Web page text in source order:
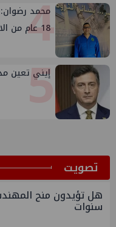
4
محمد رضوان:
18 عام من الاستكشاف
5
إيني تعين
ﺗﺼﻮﻳﺖ
هل تؤيدون منح
سنوات